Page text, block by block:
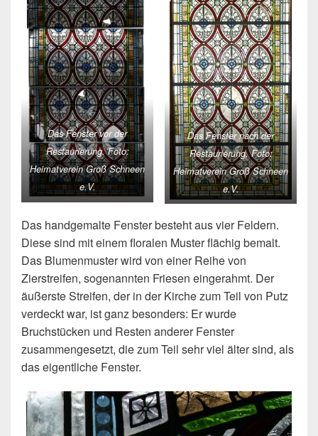
Das Fenster vor der
Restaurierung. Foto:
Heimatverein Groß Schneen
e.V.
Das Fenster nach der
Restaurierung. Foto:
Heimatverein Groß Schneen
e.V.
Das handgemalte Fenster besteht aus vier Feldern.
Diese sind mit einem floralen Muster flächig bemalt.
Das Blumenmuster wird von einer Reihe von
Zierstreifen, sogenannten Friesen eingerahmt. Der
äußerste Streifen, der in der Kirche zum Teil von Putz
verdeckt war, ist ganz besonders: Er wurde
Bruchstücken und Resten anderer Fenster
zusammengesetzt, die zum Teil sehr viel älter sind, als
das eigentliche Fenster.